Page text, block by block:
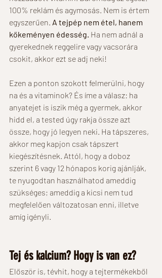
100% reklám és agymosás. Nem is értem
egyszerűen. A tejpép nem étel, hanem
kőkeményen édesség. Ha nem adnál a
gyerekednek reggelire vagy vacsorára
csokit, akkor ezt se adj neki!
Ezen a ponton szokott felmerülni, hogy
na és a vitaminok? És íme a válasz: ha
anyatejet is iszik még a gyermek, akkor
hidd el, a tested úgy rakja össze azt
össze, hogy jó legyen neki. Ha tápszeres,
akkor meg kapjon csak tápszert
kiegészítésnek. Attól, hogy a doboz
szerint 6 vagy 12 hónapos korig ajánlják,
te nyugodtan használhatod ameddig
szükséges; ameddig a kicsi nem tud
megfelelően változatosan enni, illetve
amíg igényli.
Tej és kalcium? Hogy is van ez?
Először is, tévhit, hogy a tejtermékekből